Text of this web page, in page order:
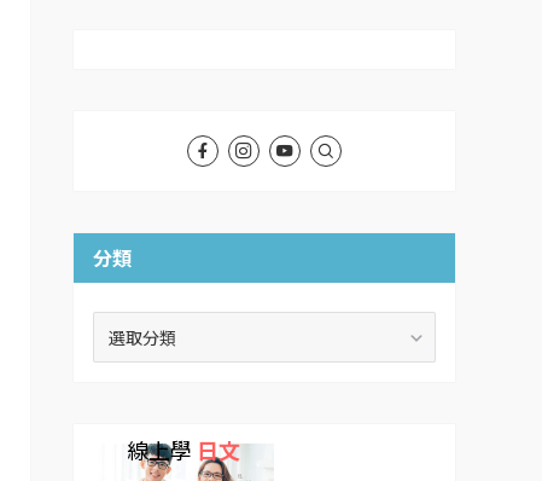
分類
線上學 日文